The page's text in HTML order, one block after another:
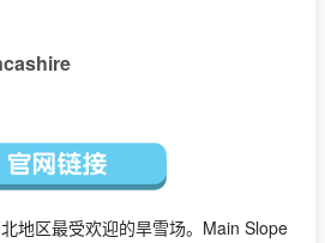
地区最受欢迎的旱雪场。Main Slope